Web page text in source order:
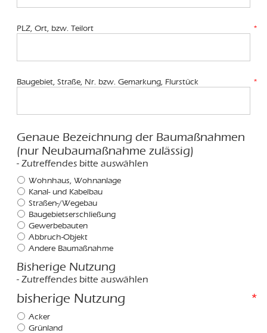
PLZ, Ort, bzw. Teilort *
Baugebiet, Straße, Nr. bzw. Gemarkung, Flurstück *
Genaue Bezeichnung der Baumaßnahmen
(nur Neubaumaßnahme zulässig)
- Zutreffendes bitte auswählen
Wohnhaus, Wohnanlage
Kanal- und Kabelbau
Straßen-/Wegebau
Baugebietserschließung
Gewerbebauten
Abbruch-Objekt
Andere Baumaßnahme
Bisherige Nutzung
- Zutreffendes bitte auswählen
bisherige Nutzung *
Acker
Grünland